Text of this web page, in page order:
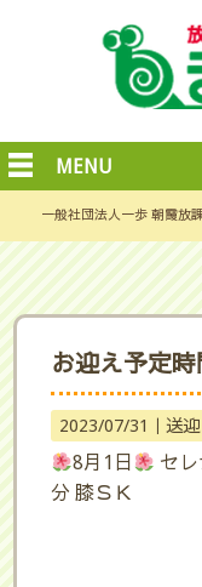
MENU
一般社団法人一歩 朝霞放
お迎え予定
2023/07/31｜ 送迎
8月1日
セ
分 膝ＳＫ